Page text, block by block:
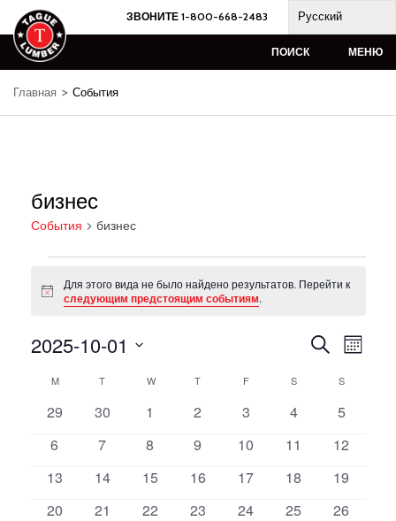
Skip
to
content
ЗВОНИТЕ 1-800-668-2483 Русский
ПОИСК МЕНЮ
Главная > События
бизнес
События бизнес
Notice
Для этого вида не было найдено результатов. Перейти к
следующим предстоящим событиям.
События
Навигация
Поиск
по
Месяц
2025-10-01
Календарь
MПОНЕДЕЛЬНИК
T ВТОРНИКWСРЕДА T FПЯТНИЦА
SСУББОТАS
0
29
0
30
0
1
0
2
0
3
0
4
0
5
0
6
0
7
0
8
0
9
0
10
0
11
0
12
0
13
0
14
0
15
0
16
0
17
0
18
0
19
0
20
0
21
0
22
0
23
0
24
0
25
0
26